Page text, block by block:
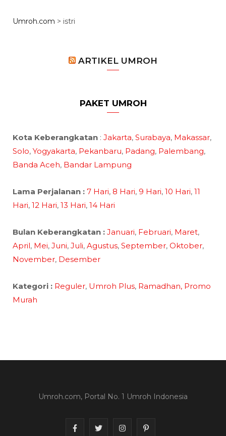
Umroh.com > istri
ARTIKEL UMROH
PAKET UMROH
Kota Keberangkatan : Jakarta, Surabaya, Makassar,
Solo, Yogyakarta, Pekanbaru, Padang, Palembang,
Banda Aceh, Bandar Lampung
Lama Perjalanan : 7 Hari, 8 Hari, 9 Hari, 10 Hari, 11
Hari, 12 Hari, 13 Hari, 14 Hari
Bulan Keberangkatan : Januari, Februari, Maret,
April, Mei, Juni, Juli, Agustus, September, Oktober,
November, Desember
Kategori : Reguler, Umroh Plus, Ramadhan, Promo
Murah
Umroh.com, Portal No. 1 Umroh Indonesia
F
T
I
P